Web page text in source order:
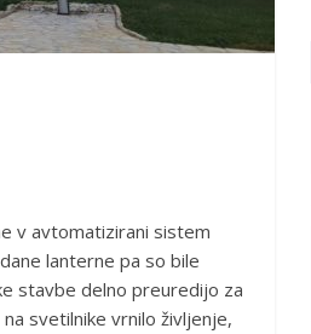
v avtomatizirani sistem
lanterne pa so bile
stavbe delno preuredijo za
svetilnike vrnilo življenje,